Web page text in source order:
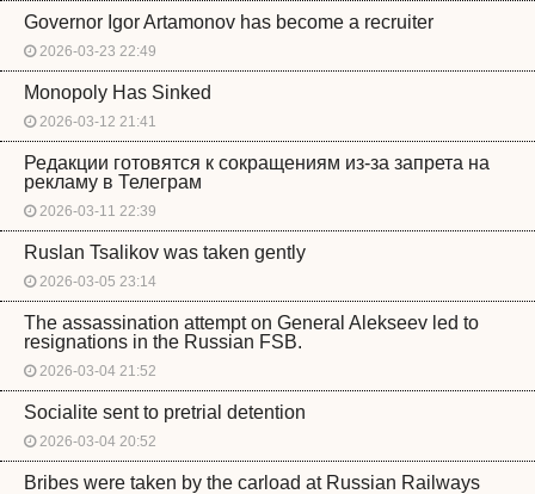
Governor Igor Artamonov has become a recruiter
2026-03-23 22:49
Monopoly Has Sinked
2026-03-12 21:41
Редакции готовятся к сокращениям из-за запрета на
рекламу в Телеграм
2026-03-11 22:39
Ruslan Tsalikov was taken gently
2026-03-05 23:14
The assassination attempt on General Alekseev led to
resignations in the Russian FSB.
2026-03-04 21:52
Socialite sent to pretrial detention
2026-03-04 20:52
Bribes were taken by the carload at Russian Railways